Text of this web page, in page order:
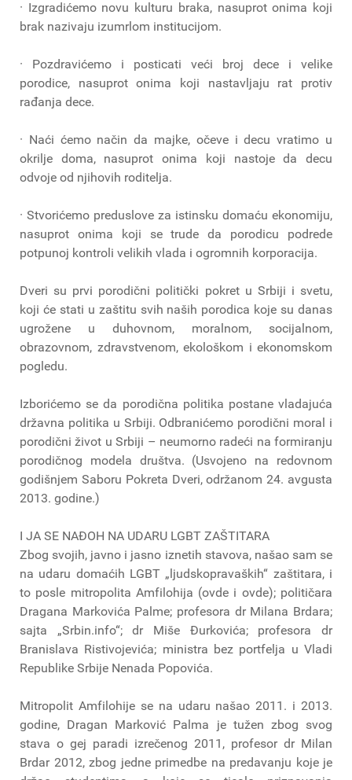
· Izgradićemo novu kulturu braka, nasuprot onima koji
brak nazivaju izumrlom institucijom.
· Pozdravićemo i posticati veći broj dece i velike
porodice, nasuprot onima koji nastavljaju rat protiv
rađanja dece.
· Naći ćemo način da majke, očeve i decu vratimo u
okrilje doma, nasuprot onima koji nastoje da decu
odvoje od njihovih roditelja.
· Stvorićemo preduslove za istinsku domaću ekonomiju,
nasuprot onima koji se trude da porodicu podrede
potpunoj kontroli velikih vlada i ogromnih korporacija.
Dveri su prvi porodični politički pokret u Srbiji i svetu,
koji će stati u zaštitu svih naših porodica koje su danas
ugrožene u duhovnom, moralnom, socijalnom,
obrazovnom, zdravstvenom, ekološkom i ekonomskom
pogledu.
Izborićemo se da porodična politika postane vladajuća
državna politika u Srbiji. Odbranićemo porodični moral i
porodični život u Srbiji – neumorno radeći na formiranju
porodičnog modela društva. (Usvojeno na redovnom
godišnjem Saboru Pokreta Dveri, održanom 24. avgusta
2013. godine.)
I JA SE NAĐOH NA UDARU LGBT ZAŠTITARA
Zbog svojih, javno i jasno iznetih stavova, našao sam se
na udaru domaćih LGBT „ljudskopravaških“ zaštitara, i
to posle mitropolita Amfilohija (ovde i ovde); političara
Dragana Markovića Palme; profesora dr Milana Brdara;
sajta „Srbin.info“; dr Miše Đurkovića; profesora dr
Branislava Ristivojevića; ministra bez portfelja u Vladi
Republike Srbije Nenada Popovića.
Mitropolit Amfilohije se na udaru našao 2011. i 2013.
godine, Dragan Marković Palma je tužen zbog svog
stava o gej paradi izrečenog 2011, profesor dr Milan
Brdar 2012, zbog jedne primedbe na predavanju koje je